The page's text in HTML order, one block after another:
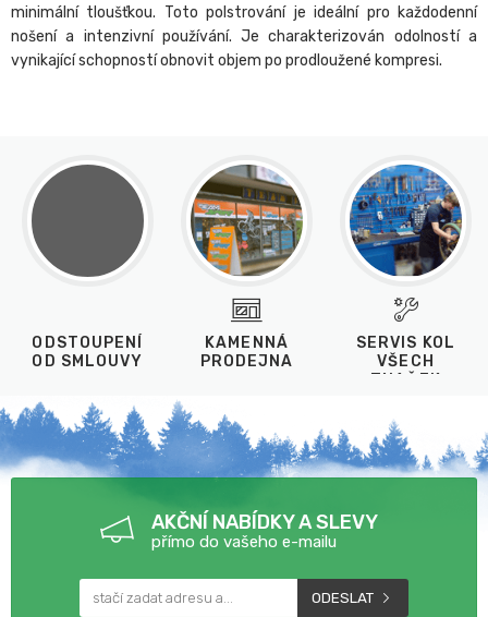
minimální tloušťkou. Toto polstrování je ideální pro každodenní
nošení a intenzivní používání. Je charakterizován odolností a
vynikající schopností obnovit objem po prodloužené kompresi.
ODSTOUPENÍ
OD SMLOUVY
KAMENNÁ
PRODEJNA
SERVIS KOL
VŠECH
ZNAČEK
AKČNÍ NABÍDKY A SLEVY
přímo do vašeho e-mailu
ODESLAT